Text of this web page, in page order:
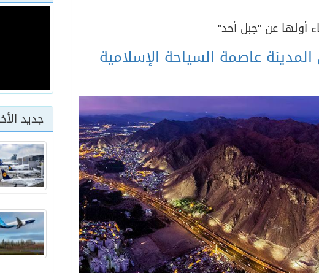
جديد
أولها عن "جبل أحد"
عاصمة السياحة الإسلامية